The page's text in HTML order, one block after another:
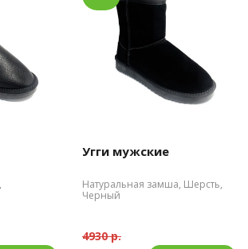
Угги мужские
Натуральная замша, Шерсть,
Черный
4930 р.